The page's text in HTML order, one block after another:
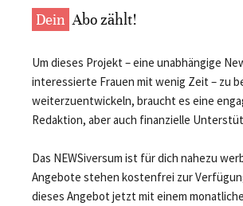
Dein Abo zählt!
Um dieses Projekt – eine unabhängige
interessierte Frauen mit wenig Zeit – zu
weiterzuentwickeln, braucht es eine
Redaktion, aber auch finanzielle
Das NEWSiversum ist für dich nahezu
Angebote stehen kostenfrei zur
dieses Angebot jetzt mit einem